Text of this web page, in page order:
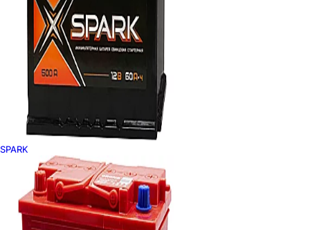
SPARK